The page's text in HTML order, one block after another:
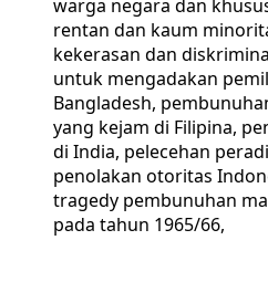
warga negara dan
rentan dan kaum
kekerasan dan
untuk mengadakan
Bangladesh,
yang kejam di Filipina,
di India, pelecehan
penolakan otoritas
tragedy pembunuhan
pada tahun 1965/66,